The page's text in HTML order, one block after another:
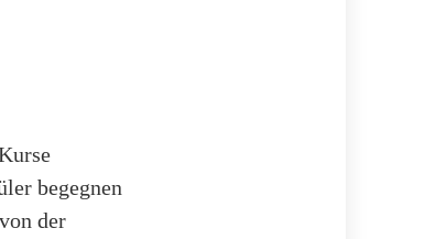
begegnen
der